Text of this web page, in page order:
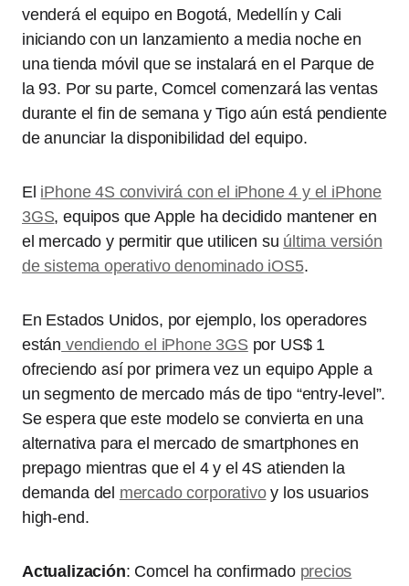
venderá el equipo en Bogotá, Medellín y Cali
iniciando con un lanzamiento a media noche en
una tienda móvil que se instalará en el Parque de
la 93. Por su parte, Comcel comenzará las ventas
durante el fin de semana y Tigo aún está pendiente
de anunciar la disponibilidad del equipo.
El iPhone 4S convivirá con el iPhone 4 y el iPhone
3GS, equipos que Apple ha decidido mantener en
el mercado y permitir que utilicen su última versión
de sistema operativo denominado iOS5.
En Estados Unidos, por ejemplo, los operadores
están vendiendo el iPhone 3GS por US$ 1
ofreciendo así por primera vez un equipo Apple a
un segmento de mercado más de tipo “entry-level”.
Se espera que este modelo se convierta en una
alternativa para el mercado de smartphones en
prepago mientras que el 4 y el 4S atienden la
demanda del mercado corporativoy los usuarios
high-end.
Actualización: Comcel ha confirmado precios